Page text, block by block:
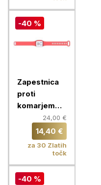
barve
-40 %
Zapestnica
proti
komarjem
ZeroZzz
SQUARE,
rdeča
24,00 €
14,40 €
za 30 Zlatih
točk
-40 %